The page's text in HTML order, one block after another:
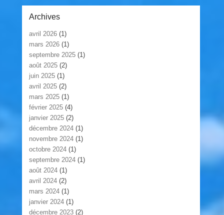
Archives
avril 2026 (1)
mars 2026 (1)
septembre 2025 (1)
août 2025 (2)
juin 2025 (1)
avril 2025 (2)
mars 2025 (1)
février 2025 (4)
janvier 2025 (2)
décembre 2024 (1)
novembre 2024 (1)
octobre 2024 (1)
septembre 2024 (1)
août 2024 (1)
avril 2024 (2)
mars 2024 (1)
janvier 2024 (1)
décembre 2023 (2)